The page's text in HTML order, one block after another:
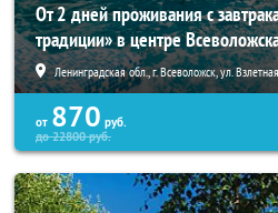
От 2 дней проживания с
традиции» в центре
Ленинградская обл., г. Всеволожск, ул.
от 870 руб.
до22800руб.